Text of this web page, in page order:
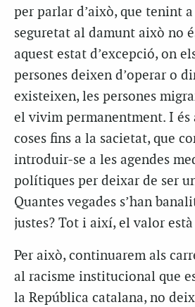
per parlar d’això, que tenint
seguretat al damunt això no
aquest estat d’excepció, on
persones deixen d’operar o
existeixen, les persones
el vivim permanentment. I
coses fins a la sacietat, que
introduir-se a les agendes
polítiques per deixar de ser
Quantes vegades s’han
justes? Tot i així, el valor
Per això, continuarem als
al racisme institucional que
la República catalana, no